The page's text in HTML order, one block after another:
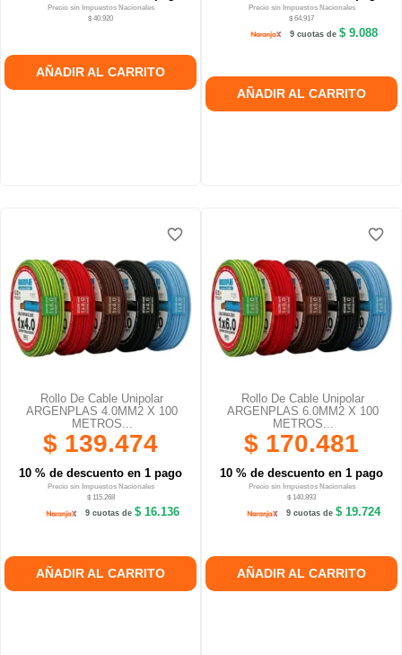
Precio sin Impuestos Nacionales
$ 40.920
AÑADIR AL CARRITO
Precio sin Impuestos Nacionales
$ 64.917
9 cuotas de $ 9.088
AÑADIR AL CARRITO
Rollo De Cable Unipolar
ARGENPLAS 4.0MM2 X 100
METROS...
$ 139.474
10 % de descuento en 1 pago
Precio sin Impuestos Nacionales
$ 115.268
9 cuotas de$ 16.136
AÑADIR AL CARRITO
favorite_border
favorite_border
favorite_border
Rollo De Cable Unipolar
ARGENPLAS 6.0MM2 X 100
METROS...
$ 170.481
10 % de descuento en 1 pago
Precio sin Impuestos Nacionales
$ 140.893
9 cuotas de$ 19.724
AÑADIR AL CARRITO
favorite_border
favorite_border
favorite_border